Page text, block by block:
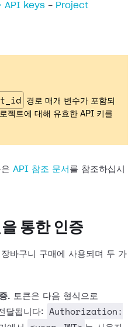
API keys - Project
경로 매개 변수가 포함되
젝트에 대해 유효한 API 키를
API 참조 문서 를 참조하십시
통한 인증
바구니 구매에 사용되며 두 가
. 토큰은 다음 형식으로
달됩니다:
Authorization: